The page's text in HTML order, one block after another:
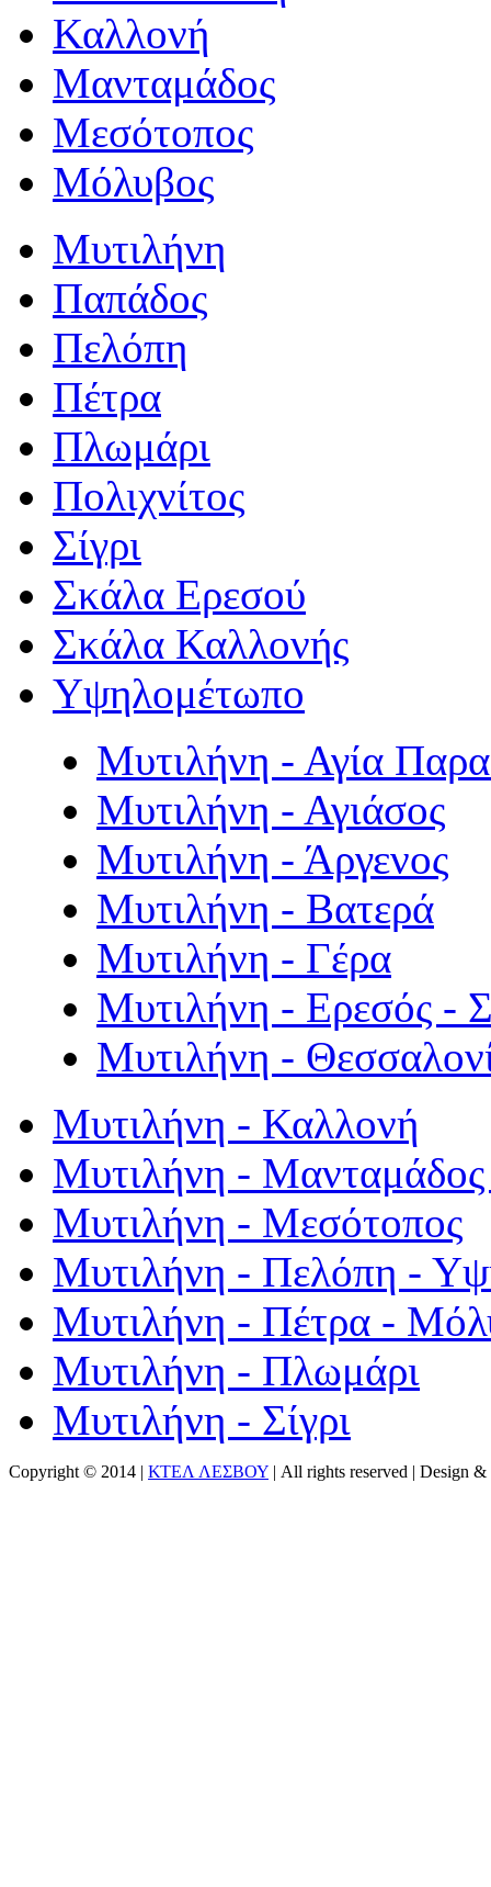
Καλλονή
Μανταμάδος
Μεσότοπος
Μόλυβος
Μυτιλήνη
Παπάδος
Πελόπη
Πέτρα
Πλωμάρι
Πολιχνίτος
Σίγρι
Σκάλα Ερεσού
Σκάλα Καλλονής
Υψηλομέτωπο
Μυτιλήνη - Αγία
Μυτιλήνη - Αγιάσος
Μυτιλήνη - Άργενος
Μυτιλήνη - Βατερά
Μυτιλήνη - Γέρα
Μυτιλήνη - Ερεσός -
Μυτιλήνη -
Μυτιλήνη - Καλλονή
Μυτιλήνη - Μανταμάδος
Μυτιλήνη - Μεσότοπος
Μυτιλήνη - Πελόπη -
Μυτιλήνη - Πέτρα -
Μυτιλήνη - Πλωμάρι
Μυτιλήνη - Σίγρι
Copyright © 2014 | ΚΤΕΛ ΛΕΣΒΟΥ | All rights reserved | Design &